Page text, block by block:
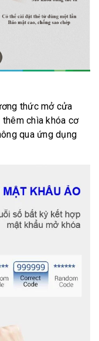
thức mở cửa
chìa khóa cơ
qua ứng dụng